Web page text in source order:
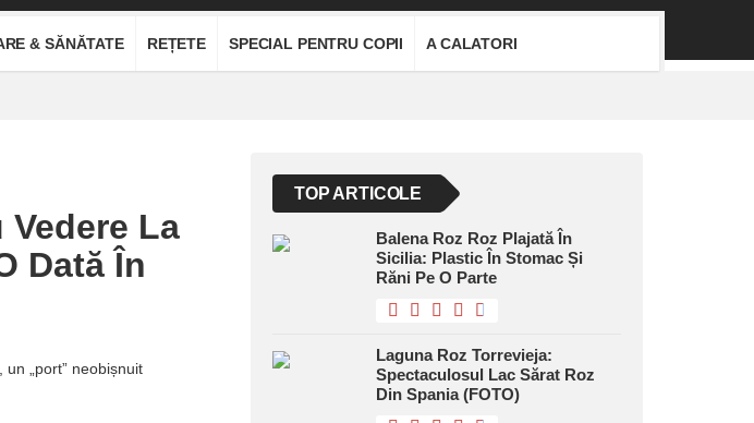
& SĂNĂTATE REȚETE SPECIAL PENTRU COPII A CALATORI
La
Dată În
„port” neobișnuit
TOP ARTICOLE
Balena Roz Roz Plajată În
Sicilia: Plastic În Stomac Și
Răni Pe O Parte
Laguna Roz Torrevieja:
Spectaculosul Lac Sărat Roz
Din Spania (FOTO)